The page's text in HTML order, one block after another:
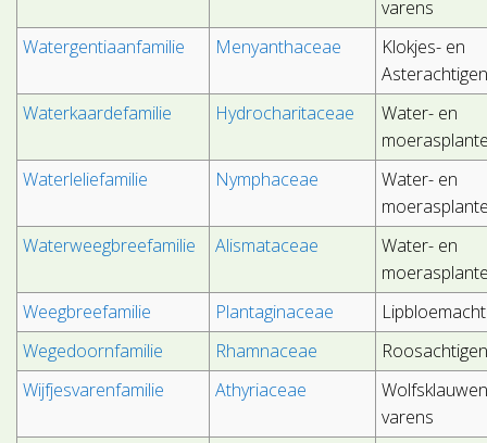
varens
Watergentiaanfamilie
Menyanthaceae
Klokjes- en
Waterkaardefamilie
Hydrocharitaceae
Water- en
Waterleliefamilie
Nymphaceae
Water- en
Waterweegbreefamilie
Alismataceae
Water- en
Weegbreefamilie
Plantaginaceae
Wegedoornfamilie
Rhamnaceae
Wijfjesvarenfamilie
Athyriaceae
varens